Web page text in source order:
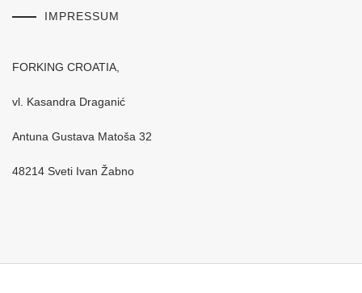
IMPRESSUM
FORKING CROATIA,
vl. Kasandra Draganić
Antuna Gustava Matoša 32
48214 Sveti Ivan Žabno